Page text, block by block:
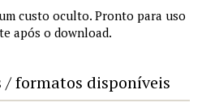
custo oculto. Pronto para uso
após o download.
/ formatos disponíveis